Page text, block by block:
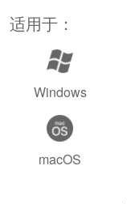
适用于：
Windows
macOS